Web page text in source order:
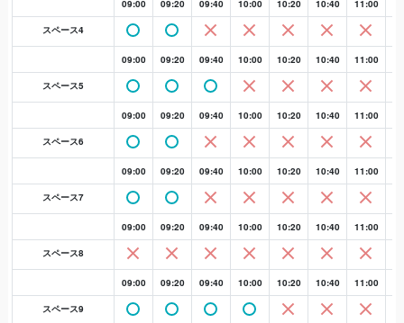
09:00 09:20 09:40 10:00 10:20 10:40 11:00
スペース4
09:00 09:20 09:40 10:00 10:20 10:40 11:00
スペース5
09:00 09:20 09:40 10:00 10:20 10:40 11:00
スペース6
09:00 09:20 09:40 10:00 10:20 10:40 11:00
スペース7
09:00 09:20 09:40 10:00 10:20 10:40 11:00
スペース8
09:00 09:20 09:40 10:00 10:20 10:40 11:00
スペース9